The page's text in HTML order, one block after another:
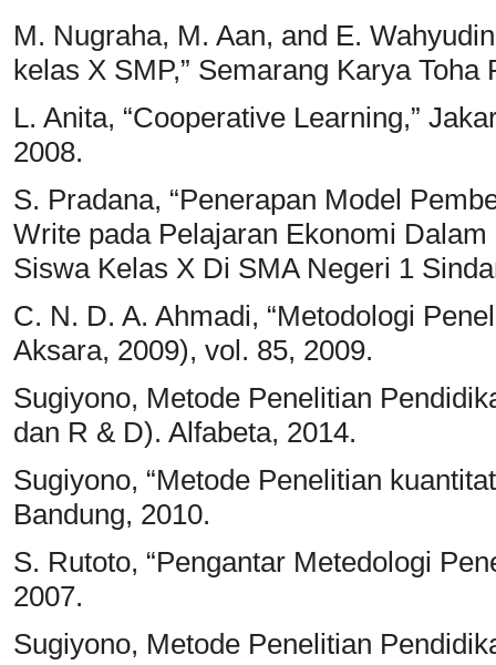
M. Nugraha, M. Aan, and E.
kelas X SMP,” Semarang Karya Toha
L. Anita, “Cooperative Learning,”
2008.
S. Pradana, “Penerapan Model
Write pada Pelajaran Ekonomi
Siswa Kelas X Di SMA Negeri 1
C. N. D. A. Ahmadi, “Metodologi
Aksara, 2009), vol. 85, 2009.
Sugiyono, Metode Penelitian
dan R & D). Alfabeta, 2014.
Sugiyono, “Metode Penelitian
Bandung, 2010.
S. Rutoto, “Pengantar Metedologi
2007.
Sugiyono, Metode Penelitian